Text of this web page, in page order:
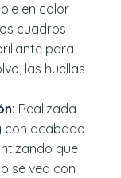
en color
cuadros
para
las huellas
Realizada
con acabado
que
se vea con